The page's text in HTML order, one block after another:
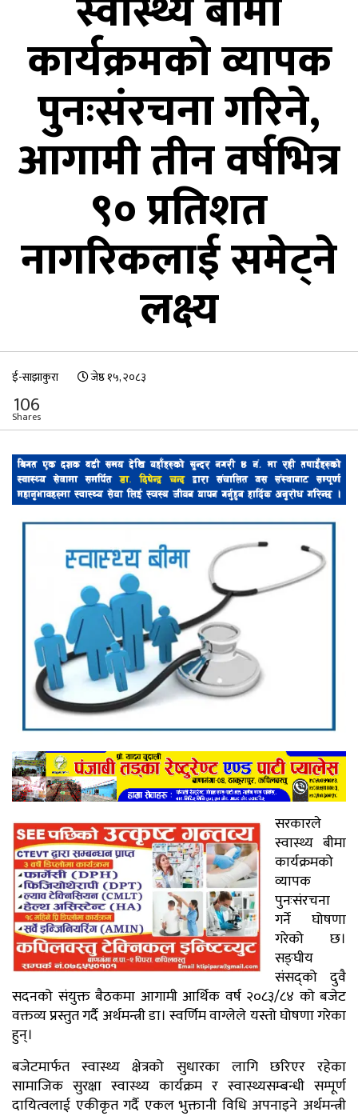
कार्यक्रमको व्यापक
पुनःसंरचना गरिने,
आगामी तीन वर्षभित्र
९० प्रतिशत
नागरिकलाई समेट्ने
लक्ष्य
ई-साझाकुरा जेष्ठ १५, २०८३
106
Shares
सरकारले
स्वास्थ्य बीमा
कार्यक्रमको
व्यापक
पुनःसंरचना
गर्ने घोषणा
गरेको छ।
सङ्घीय
संसद्को दुवै
सदनको संयुक्त बैठकमा आगामी आर्थिक वर्ष २०८३/८४ को बजेट
वक्तव्य प्रस्तुत गर्दै अर्थमन्त्री डा। स्वर्णिम वाग्लेले यस्तो घोषणा गरेका
हुन्।
बजेटमार्फत स्वास्थ्य क्षेत्रको सुधारका लागि छरिएर रहेका
सामाजिक सुरक्षा स्वास्थ्य कार्यक्रम र स्वास्थ्यसम्बन्धी सम्पूर्ण
दायित्वलाई एकीकृत गर्दै एकल भुक्तानी विधि अपनाइने अर्थमन्त्री